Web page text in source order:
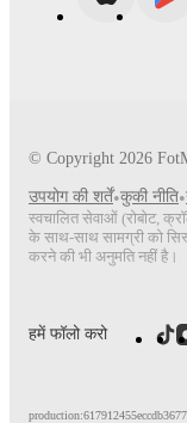
© Copyright 2026
उपयोग की शर्तें•कुकी नीति•
स्वचालित सेवाओं (रोबोट,
के साथ-साथ सामग्री को
करने की भी अनुमति नहीं है।
हमें फॉलो करो